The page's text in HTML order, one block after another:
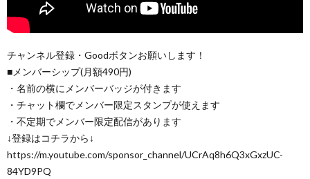
チャンネル登録・Goodボタンお願いします！
■メンバーシップ(月額490円)
・名前の横にメンバーバッジが付きます
・チャット欄でメンバー限定スタンプが使えます
・不定期でメンバー限定配信があります
↓登録はコチラから↓
https://m.youtube.com/sponsor_channel/UCrAq8h6Q3xGxzUC-
84YD9PQ